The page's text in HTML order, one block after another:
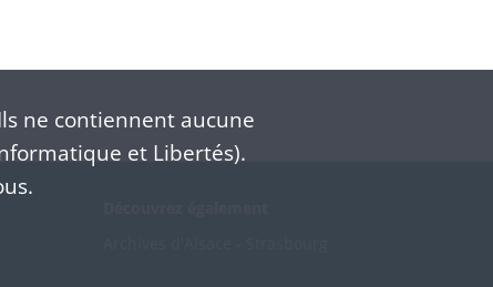
ne contiennent aucune
et Libertés).